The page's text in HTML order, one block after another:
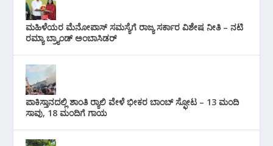
ಮಹಿಳೆಯರ ಮೆನೋಪಾಸ್ ಸಮಸ್ಯೆಗೆ ರಾಜ್ಯ ಸರ್ಕಾರ ವಿಶೇಷ ನೀತಿ – ನಟಿ
ರಮ್ಯಾ ಬ್ರ್ಯಾಂಡ್ ಅಂಬಾಸಿಡರ್
ಪಾಕಿಸ್ತಾನದಲ್ಲಿ ಶಾಂತಿ ರ‍್ಯಾಲಿ ವೇಳೆ ಭೀಕರ ಬಾಂಬ್ ಸ್ಫೋಟ – 13 ಮಂದಿ
ಸಾವು, 18 ಮಂದಿಗೆ ಗಾಯ